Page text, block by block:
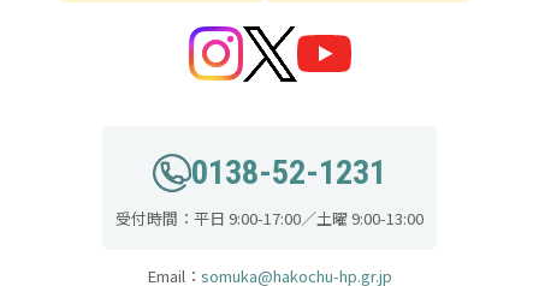
0138-52-1231
受付時間：平日 9:00-17:00／土曜 9:00-13:00
Email： somuka@hakochu-hp.gr.jp